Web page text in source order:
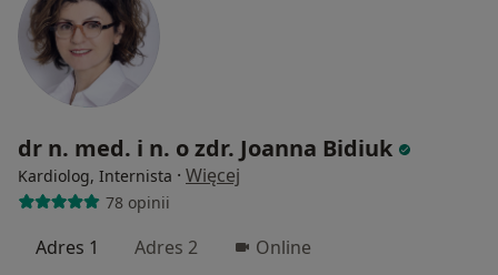
dr n. med. i n. o zdr. Joanna Bidiuk
Kardiolog, Internista · Więcej
78 opinii
Adres 1 Adres 2 Online